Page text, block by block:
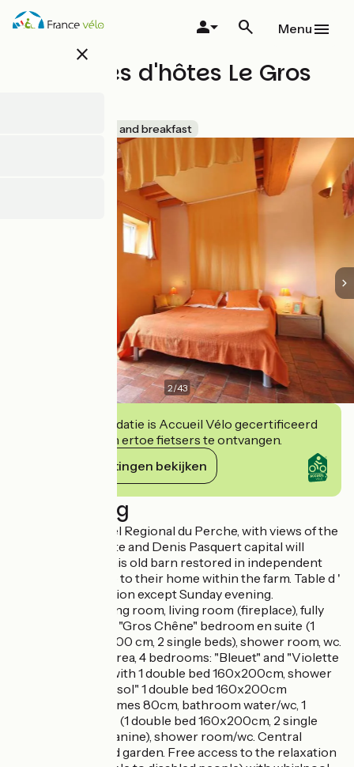
Overslaan
en
close
Menu
Chambres d'hôtes Le Gros
Bed and breakfast
2/43
Deze accommodatie is Accueil Vélo gecertificeerd
en verbindt zich ertoe fietsers te ontvangen.
Haar verplichtingen bekijken
Beschrijving
In the Parc Naturel Regional du Perche, with views of the
Percheron, Brigitte and Denis Pasquert capital will
welcome you in this old barn restored in independent
guest house close to their home within the farm. Table d '
hôtes on reservation except Sunday evening.
Ground floor: dining room, living room (fireplace), fully
equipped kitchen, "Gros Chêne" bedroom en suite (1
double bed 160x200 cm, 2 single beds), shower room, wc.
Upstairs: lounge area, 4 bedrooms: "Bleuet" and "Violette
et Coucou" each with 1 double bed 160x200cm, shower
room/wc, "Tournesol" 1 double bed 160x200cm
separable into 2 times 80cm, bathroom water/wc, 1
"Poppy" bedroom (1 double bed 160x200cm, 2 single
beds on the mezzanine), shower room/wc. Central
heating. Court and garden. Free access to the relaxation